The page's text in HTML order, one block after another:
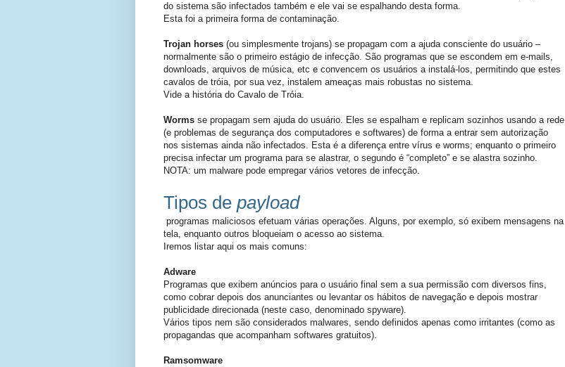
do sistema são infectados também e ele vai se espalhando desta forma.
Esta foi a primeira forma de contaminação.
Trojan horses (ou simplesmente trojans) se propagam com a ajuda consciente do usuário –
normalmente são o primeiro estágio de infecção. São programas que se escondem em e-mails,
downloads, arquivos de música, etc e convencem os usuários a instalá-los, permitindo que estes
cavalos de tróia, por sua vez, instalem ameaças mais robustas no sistema.
Vide a história do Cavalo de Tróia.
Worms se propagam sem ajuda do usuário. Eles se espalham e replicam sozinhos usando a rede
(e problemas de segurança dos computadores e softwares) de forma a entrar sem autorização
nos sistemas ainda não infectados. Esta é a diferença entre vírus e worms; enquanto o primeiro
precisa infectar um programa para se alastrar, o segundo é “completo” e se alastra sozinho.
NOTA: um malware pode empregar vários vetores de infecção.
Tipos de payload
programas maliciosos efetuam várias operações. Alguns, por exemplo, só exibem mensagens na
tela, enquanto outros bloqueiam o acesso ao sistema.
Iremos listar aqui os mais comuns:
Adware
Programas que exibem anúncios para o usuário final sem a sua permissão com diversos fins,
como cobrar depois dos anunciantes ou levantar os hábitos de navegação e depois mostrar
publicidade direcionada (neste caso, denominado spyware).
Vários tipos nem são considerados malwares, sendo definidos apenas como irritantes (como as
propagandas que acompanham softwares gratuitos).
Ramsomware